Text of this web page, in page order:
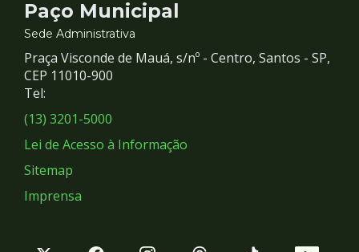
Contato
e
Redes
Sociais
Paço Municipal
Sede Administrativa
Praça Visconde de Mauá, s/nº - Centro, Santos - SP,
CEP 11010-900
Tel:
(13) 3201-5000
Lei de Acesso à Informação
Sitemap
Imprensa